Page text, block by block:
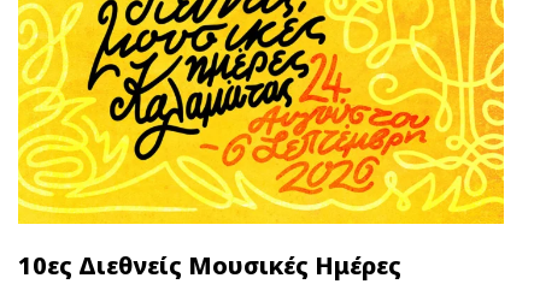
10ες Διεθνείς Μουσικές Ημέρες